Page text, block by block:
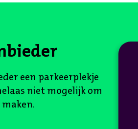
een parkeerplekje
niet mogelijk om